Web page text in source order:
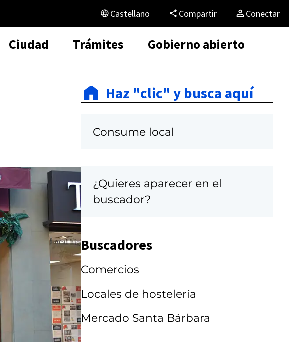
Castellano Compartir Conectar
Ciudad Trámites Gobierno abierto
C
a
r
r
u
s
e
l
Haz "clic" y busca aquí
Consume local
¿Quieres aparecer en el
buscador?
Buscadores
Comercios
Locales de hostelería
Mercado Santa Bárbara